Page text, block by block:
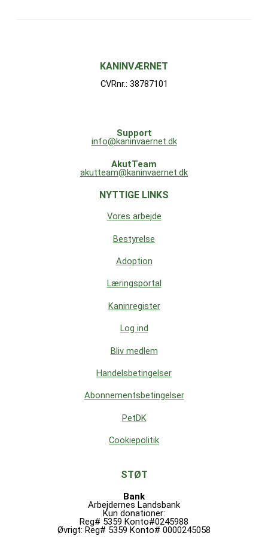
KANINVÆRNET
CVRnr.: 38787101
Support
info@kaninvaernet.dk
AkutTeam
akutteam@kaninvaernet.dk
NYTTIGE LINKS
Vores arbejde
Bestyrelse
Adoption
Læringsportal
Kaninregister
Log ind
Bliv medlem
Handelsbetingelser
Abonnementsbetingelser
PetDK
Cookiepolitik
STØT
Bank
Arbejdernes Landsbank
Kun donationer:
Reg# 5359 Konto#0245988
Øvrigt: Reg# 5359 Konto# 0000245058